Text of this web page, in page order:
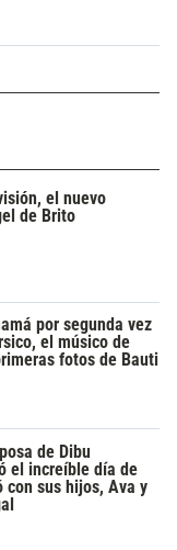
el nuevo
de Brito
por segunda vez
el músico de
fotos de Bauti
de Dibu
el increíble día de
con sus hijos, Ava y